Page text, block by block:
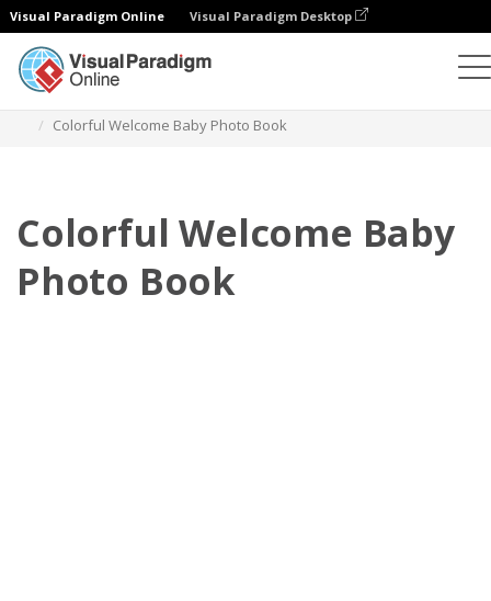
Visual Paradigm Online Visual Paradigm Desktop
Colorful Welcome Baby Photo Book
Colorful Welcome Baby
Photo Book